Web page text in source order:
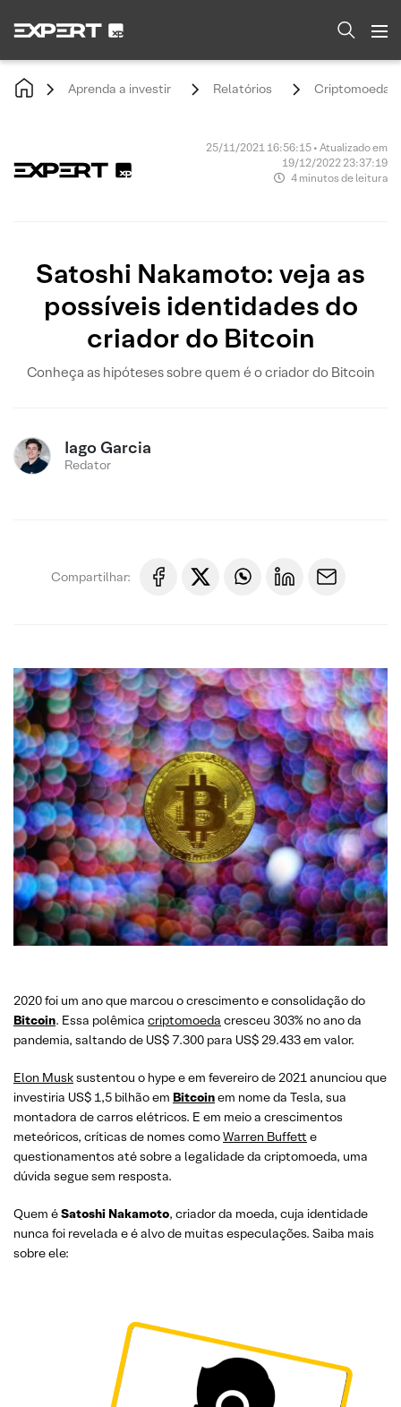
Aprenda a investir Relatórios Criptomoedas
25/11/2021 16:56:15 • Atualizado em
19/12/2022 23:37:19
4 minutos de leitura
Satoshi Nakamoto: veja as
possíveis identidades do
criador do Bitcoin
Conheça as hipóteses sobre quem é o criador do Bitcoin
Iago Garcia
Redator
Compartilhar:
2020 foi um ano que marcou o crescimento e consolidação do
Bitcoin. Essa polêmica criptomoeda cresceu 303% no ano da
pandemia, saltando de US$ 7.300 para US$ 29.433 em valor.
Elon Musksustentou o hype e em fevereiro de 2021 anunciou que
investiria US$ 1,5 bilhão em Bitcoinem nome da Tesla, sua
montadora de carros elétricos. E em meio a crescimentos
meteóricos, críticas de nomes comoWarren Buffett e
questionamentos até sobre a legalidade da criptomoeda, uma
dúvida segue sem resposta.
Quem éSatoshi Nakamoto, criador da moeda, cuja identidade
nunca foi revelada e é alvo de muitas especulações. Saiba mais
sobre ele: